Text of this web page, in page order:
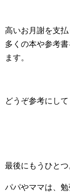
高いお月謝を支払
多くの本や参考
ます。
どうぞ参考にして
最後にもうひとつ
パパやママは、